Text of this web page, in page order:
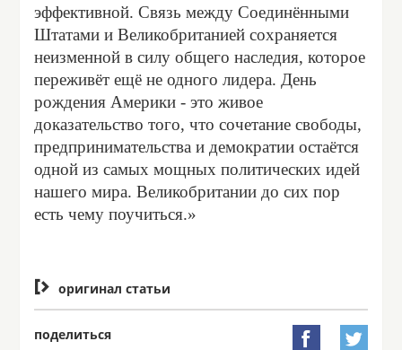
эффективной. Связь между Соединёнными
Штатами и Великобританией сохраняется
неизменной в силу общего наследия, которое
переживёт ещё не одного лидера. День
рождения Америки - это живое
доказательство того, что сочетание свободы,
предпринимательства и демократии остаётся
одной из самых мощных политических идей
нашего мира. Великобритании до сих пор
есть чему поучиться.»
 оригинал статьи
поделиться  